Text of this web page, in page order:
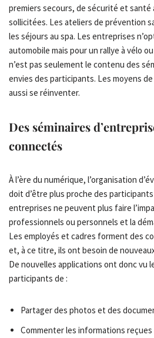
premiers secours, de sécurité et santé
sollicitées. Les ateliers de prévention
les séjours au spa. Les entreprises
automobile mais pour un rallye à vélo
n’est pas seulement le contenu des
envies des participants. Les moyens
aussi se réinventer.
Des séminaires
connectés
À l’ère du numérique, l’organisation
doit d’être plus proche des
entreprises ne peuvent plus faire
professionnels ou personnels et la
Les employés et cadres forment des
et, à ce titre, ils ont besoin de
De nouvelles applications ont donc vu
participants de :
Partager des photos et des
Commenter les informations